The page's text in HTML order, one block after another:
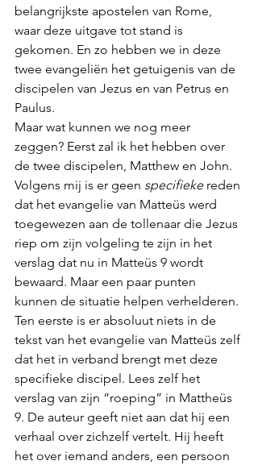
belangrijkste apostelen van Rome,
waar deze uitgave tot stand is
gekomen. En zo hebben we in deze
twee evangeliën het getuigenis van de
discipelen van Jezus en van Petrus en
Paulus.
Maar wat kunnen we nog meer
zeggen? Eerst zal ik het hebben over
de twee discipelen, Matthew en John.
Volgens mij is er geen specifieke reden
dat het evangelie van Matteüs werd
toegewezen aan de tollenaar die Jezus
riep om zijn volgeling te zijn in het
verslag dat nu in Matteüs 9 wordt
bewaard. Maar een paar punten
kunnen de situatie helpen verhelderen.
Ten eerste is er absoluut niets in de
tekst van het evangelie van Matteüs zelf
dat het in verband brengt met deze
specifieke discipel. Lees zelf het
verslag van zijn “roeping” in Mattheüs
9. De auteur geeft niet aan dat hij een
verhaal over zichzelf vertelt. Hij heeft
het over iemand anders, een persoon